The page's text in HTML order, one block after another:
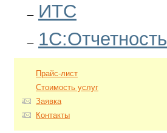
ИТС
1С:Отчетность
Прайс-лист
Стоимость услуг
Заявка
Контакты